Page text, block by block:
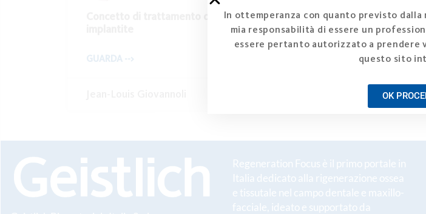
Concetto di trattamento della peri-
GUARDA -->
Concetto di
implantite
GUARDA -->
Frank Schwarz
Regeneration Focus è il primo portale in
Italia dedicato alla rigenerazione ossea
e tissutale nel campo dentale e maxillo-
facciale, ideato e supportato da
In ottemperanza con quanto previsto
mia responsabilità di essere un
essere pertanto autorizzato a prendere
questo sito
OK